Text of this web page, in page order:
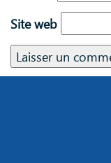
Site web